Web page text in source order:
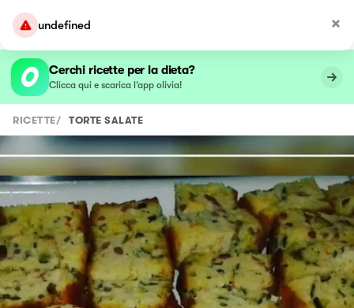
undefined
Cerchi ricette per la dieta?
Clicca qui e scarica l’app olivia!
RICETTE/ TORTE SALATE